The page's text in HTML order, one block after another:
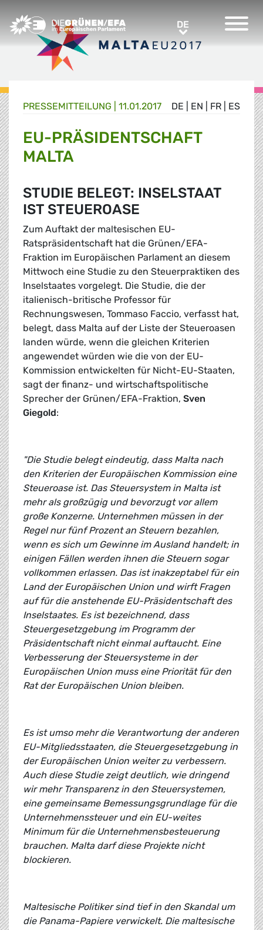
Greens/EFA Home DEDE
DE EN FR ES
PRESSE­MITTEILUNG 11.01.2017
EU-PRÄSIDENTSCHAFT
MALTA
STUDIE BELEGT: INSELSTAAT
IST STEUEROASE
Zum Auftakt der maltesischen EU-
Ratspräsidentschaft hat die Grünen/EFA-
Fraktion im Europäischen Parlament an diesem
Mittwoch eine Studie zu den Steuerpraktiken des
Inselstaates vorgelegt. Die Studie, die der
italienisch-britische Professor für
Rechnungswesen, Tommaso Faccio, verfasst hat,
belegt, dass Malta auf der Liste der Steueroasen
landen würde, wenn die gleichen Kriterien
angewendet würden wie die von der EU-
Kommission entwickelten für Nicht-EU-Staaten,
sagt der finanz- und wirtschaftspolitische
Sprecher der Grünen/EFA-Fraktion, Sven
Giegold:
"Die Studie belegt eindeutig, dass Malta nach
den Kriterien der Europäischen Kommission eine
Steueroase ist. Das Steuersystem in Malta ist
mehr als großzügig und bevorzugt vor allem
große Konzerne. Unternehmen müssen in der
Regel nur fünf Prozent an Steuern bezahlen,
wenn es sich um Gewinne im Ausland handelt; in
einigen Fällen werden ihnen die Steuern sogar
vollkommen erlassen. Das ist inakzeptabel für ein
Land der Europäischen Union und wirft Fragen
auf für die anstehende EU-Präsidentschaft des
Inselstaates. Es ist bezeichnend, dass
Steuergesetzgebung im Programm der
Präsidentschaft nicht einmal auftaucht. Eine
Verbesserung der Steuersysteme in der
Europäischen Union muss eine Priorität für den
Rat der Europäischen Union bleiben.
Es ist umso mehr die Verantwortung der anderen
EU-Mitgliedsstaaten, die Steuergesetzgebung in
der Europäischen Union weiter zu verbessern.
Auch diese Studie zeigt deutlich, wie dringend
wir mehr Transparenz in den Steuersystemen,
eine gemeinsame Bemessungsgrundlage für die
Unternehmenssteuer und ein EU-weites
Minimum für die Unternehmensbesteuerung
brauchen. Malta darf diese Projekte nicht
blockieren.
Maltesische Politiker sind tief in den Skandal um
die Panama-Papiere verwickelt. Die maltesische